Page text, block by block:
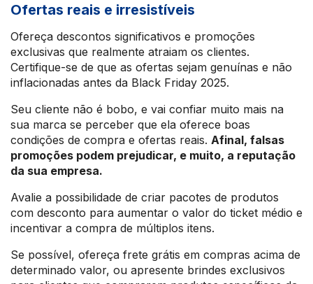
Ofertas reais e irresistíveis
Ofereça descontos significativos e promoções
exclusivas que realmente atraiam os clientes.
Certifique-se de que as ofertas sejam genuínas e não
inflacionadas antes da Black Friday 2025.
Seu cliente não é bobo, e vai confiar muito mais na
sua marca se perceber que ela oferece boas
condições de compra e ofertas reais. Afinal, falsas
promoções podem prejudicar, e muito, a reputação
da sua empresa.
Avalie a possibilidade de criar pacotes de produtos
com desconto para aumentar o valor do ticket médio e
incentivar a compra de múltiplos itens.
Se possível, ofereça frete grátis em compras acima de
determinado valor, ou apresente brindes exclusivos